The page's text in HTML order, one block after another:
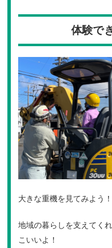
体験で
大きな重機を見てみよう！
地域の暮らしを支えてく
こいいよ！